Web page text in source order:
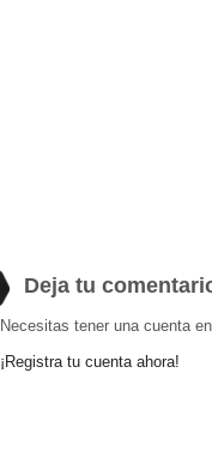
Deja tu
Necesitas tener una cuenta
¡Registra tu cuenta ahora!